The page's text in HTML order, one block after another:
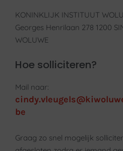
KONINKLIJK INSTITUUT
Georges Henrilaan 278 1200
WOLUWE
Hoe solliciteren?
Mail naar:
be
Graag zo snel mogelijk